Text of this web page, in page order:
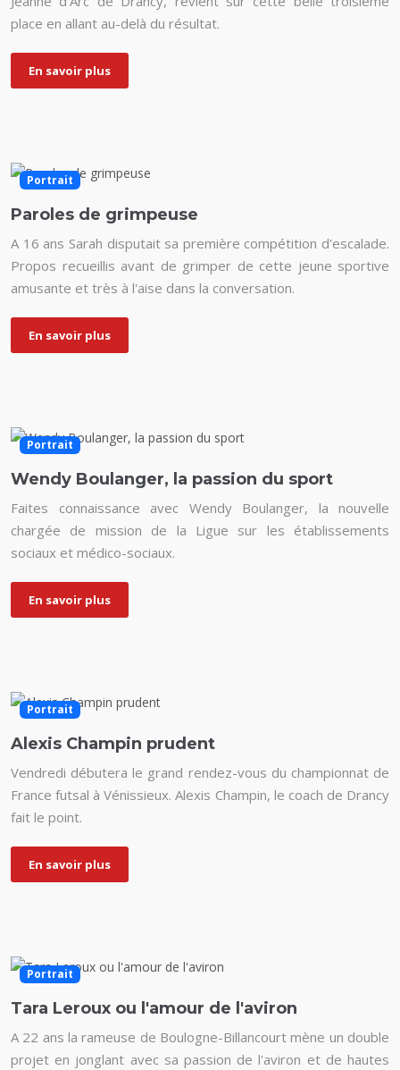
place en allant au-delà du résultat.
En savoir plus
Portrait
Paroles de grimpeuse
A 16 ans Sarah disputait sa première compétition d'escalade.
Propos recueillis avant de grimper de cette jeune sportive
amusante et très à l'aise dans la conversation.
En savoir plus
Portrait
Wendy Boulanger, la passion du sport
Faites connaissance avec Wendy Boulanger, la nouvelle
chargée de mission de la Ligue sur les établissements
sociaux et médico-sociaux.
En savoir plus
Portrait
Alexis Champin prudent
Vendredi débutera le grand rendez-vous du championnat de
France futsal à Vénissieux. Alexis Champin, le coach de Drancy
fait le point.
En savoir plus
Portrait
Tara Leroux ou l'amour de l'aviron
A 22 ans la rameuse de Boulogne-Billancourt mène un double
projet en jonglant avec sa passion de l'aviron et de hautes